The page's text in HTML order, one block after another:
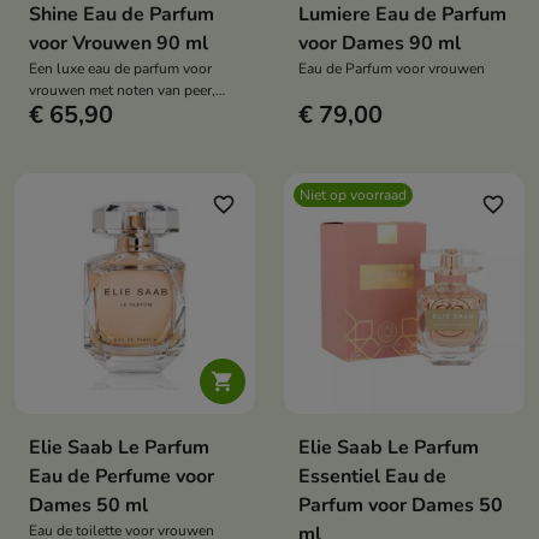
Shine Eau de Parfum
voor Vrouwen 90 ml
Een luxe eau de parfum voor
vrouwen met noten van peer,
ananas, pistache, amandel en
€ 65,90
Lumiere Eau de Parfum
voor Dames 90 ml
Eau de Parfum voor vrouwen
€ 79,00

favorite_border
Elie Saab Le Parfum
Eau de Perfume voor
Dames 50 ml
Eau de toilette voor vrouwen
Niet op voorraad favorite_border
Elie Saab Le Parfum
Essentiel Eau de
Parfum voor Dames 50